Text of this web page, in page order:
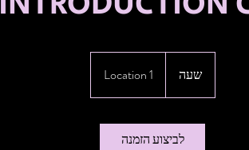
שעה
ע
Location 1
לביצוע הזמנה